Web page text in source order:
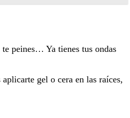
peines… Ya tienes tus ondas
gel o cera en las raíces,